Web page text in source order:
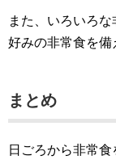
また、いろいろな
好みの非常食を備
まとめ
日ごろから非常食